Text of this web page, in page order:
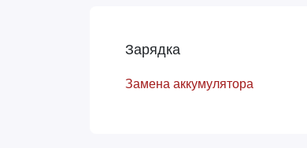
Зарядка
Замена аккумулятора